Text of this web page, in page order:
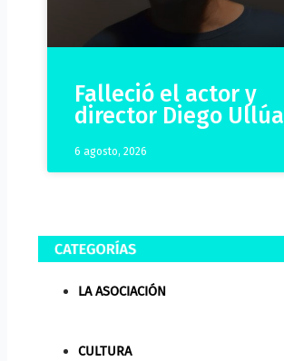
Falleció el actor y
director Diego Ullúa
6 agosto, 2026
LA ASOCIACIÓN
CULTURA